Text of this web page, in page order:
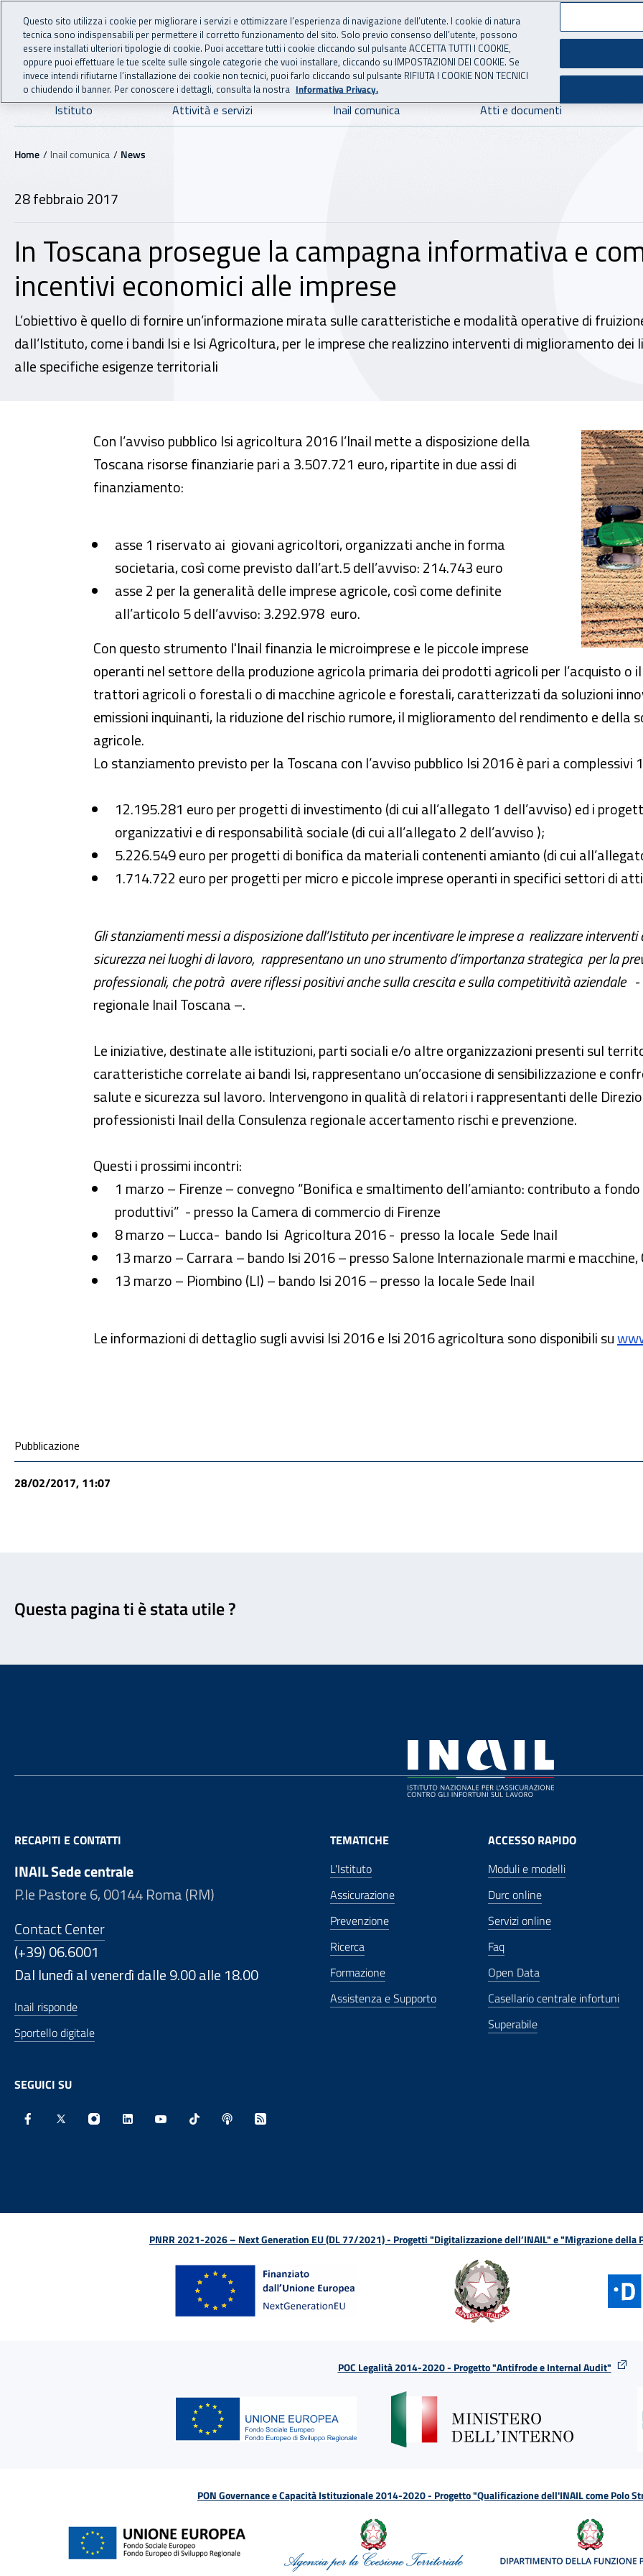
Vai al menu principale
Vai al contenuto principale
INAIL - Istituto Nazionale per l'Assicurazione
Navigazione principale
Istituto Attività e servizi Inail comunica Atti e documenti
Navigazione - Ti trovi in:
Home Inail comunica News
28 febbraio 2017
In Toscana prosegue la campagna informativa e
incentivi economici alle imprese
L’obiettivo è quello di fornire un’informazione mirata sulle caratteristiche e modalità operative di
dall’Istituto, come i bandi Isi e Isi Agricoltura, per le imprese che realizzino interventi di miglioramento
alle specifiche esigenze territoriali
In Toscana prosegue la campagna informativa e comunicativa in tema di
Con l’avviso pubblico Isi agricoltura 2016 l’Inail mette a disposizione della
Toscana risorse finanziarie pari a 3.507.721 euro, ripartite in due assi di
finanziamento:
asse 1 riservato ai giovani agricoltori, organizzati anche in forma
societaria, così come previsto dall’art.5 dell’avviso: 214.743 euro
asse 2 per la generalità delle imprese agricole, così come definite
all’articolo 5 dell’avviso: 3.292.978 euro.
Con questo strumento l'Inail finanzia le microimprese e le piccole imprese
operanti nel settore della produzione agricola primaria dei prodotti agricoli per l’acquisto o
trattori agricoli o forestali o di macchine agricole e forestali, caratterizzati da soluzioni
emissioni inquinanti, la riduzione del rischio rumore, il miglioramento del rendimento e della
agricole.
Lo stanziamento previsto per la Toscana con l’avviso pubblico Isi 2016 è pari a complessivi
12.195.281 euro per progetti di investimento (di cui all’allegato 1 dell’avviso) ed i
organizzativi e di responsabilità sociale (di cui all’allegato 2 dell’avviso );
5.226.549 euro per progetti di bonifica da materiali contenenti amianto (di cui
1.714.722 euro per progetti per micro e piccole imprese operanti in specifici settori di
Gli stanziamenti messi a disposizione dall’Istituto per incentivare le imprese a realizzare
sicurezza nei luoghi di lavoro, rappresentano un uno strumento d’importanza strategica per la
professionali, che potrà avere riflessi positivi anche sulla crescita e sulla competitività aziendale -
regionale Inail Toscana –.
Le iniziative, destinate alle istituzioni, parti sociali e/o altre organizzazioni presenti sul
caratteristiche correlate ai bandi Isi, rappresentano un’occasione di sensibilizzazione e
salute e sicurezza sul lavoro. Intervengono in qualità di relatori i rappresentanti delle
professionisti Inail della Consulenza regionale accertamento rischi e prevenzione.
Questi i prossimi incontri:
1 marzo – Firenze – convegno “Bonifica e smaltimento dell’amianto: contributo a
produttivi” - presso la Camera di commercio di Firenze
8 marzo – Lucca- bando Isi Agricoltura 2016 - presso la locale Sede Inail
13 marzo – Carrara – bando Isi 2016 – presso Salone Internazionale marmi e macchine,
13 marzo – Piombino (LI) – bando Isi 2016 – presso la locale Sede Inail
Le informazioni di dettaglio sugli avvisi Isi 2016 e Isi 2016 agricoltura sono disponibili su
Condivisione social
Pubblicazione
28/02/2017, 11:07
Questa pagina ti è stata utile ?
RECAPITI E CONTATTI
INAIL Sede centrale
P.le Pastore 6, 00144 Roma (RM)
Contact Center
(+39) 06.6001
Dal lunedì al venerdì dalle 9.00 alle 18.00
Inail risponde
Sportello digitale
SEGUICI SU
TEMATICHE
L'Istituto
Assicurazione
Prevenzione
Ricerca
Formazione
Assistenza e Supporto
ACCESSO RAPIDO
Moduli e modelli
Durc online
Servizi online
Faq
Open Data
Casellario centrale infortuni
Superabile
PNRR 2021-2026 – Next Generation EU (DL 77/2021) - Progetti "Digitalizzazione dell’INAIL" e "Migrazione della
POC Legalità 2014-2020 - Progetto "Antifrode e Internal Audit"
PON Governance e Capacità Istituzionale 2014-2020 - Progetto "Qualificazione dell'INAIL come Polo
Questo sito utilizza i cookie per migliorare i servizi e ottimizzare l’esperienza di navigazione dell’utente. I cookie di natura
tecnica sono indispensabili per permettere il corretto funzionamento del sito. Solo previo consenso dell’utente, possono
essere installati ulteriori tipologie di cookie. Puoi accettare tutti i cookie cliccando sul pulsante ACCETTA TUTTI I COOKIE,
oppure puoi effettuare le tue scelte sulle singole categorie che vuoi installare, cliccando su IMPOSTAZIONI DEI COOKIE. Se
invece intendi rifiutarne l’installazione dei cookie non tecnici, puoi farlo cliccando sul pulsante RIFIUTA I COOKIE NON TECNICI
o chiudendo il banner. Per conoscere i dettagli, consulta la nostra Informativa Privacy.